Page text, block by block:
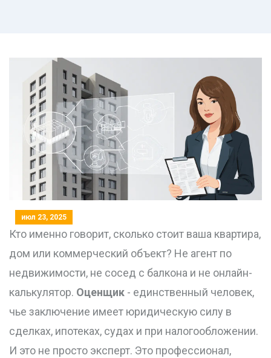
июл 23, 2025
Кто именно говорит, сколько стоит ваша квартира,
дом или коммерческий объект? Не агент по
недвижимости, не сосед с балкона и не онлайн-
калькулятор. Оценщик - единственный человек,
чье заключение имеет юридическую силу в
сделках, ипотеках, судах и при налогообложении.
И это не просто эксперт. Это профессионал,